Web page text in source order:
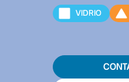
VIDRIO